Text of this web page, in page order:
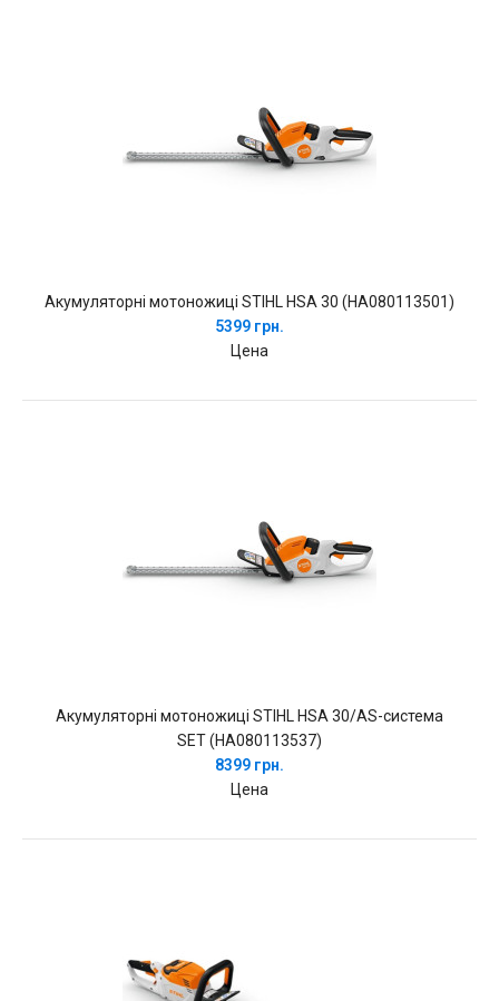
Акумуляторні мотоножиці STIHL HSA 30 (HA080113501)
5399 грн.
Цена
Акумуляторні мотоножиці STIHL HSA 30/AS-система
SET (HA080113537)
8399 грн.
Цена